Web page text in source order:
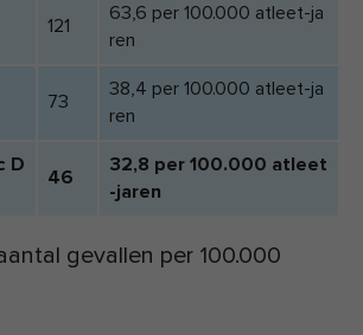
121
63,6 per 100.000 atleet-ja
ren
73
38,4 per 100.000 atleet-ja
ren
D
46
32,8 per 100.000 atleet
-jaren
gevallen per 100.000